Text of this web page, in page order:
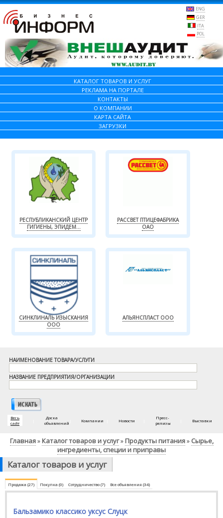
ENG
GER
ITA
POL
КАТАЛОГ ТОВАРОВ И УСЛУГ
РЕКЛАМА НА ПОРТАЛЕ
КОНТАКТЫ
О КОМПАНИИ
КАРТА САЙТА
ЗАГРУЗКИ
РЕСПУБЛИКАНСКИЙ ЦЕНТР
ГИГИЕНЫ, ЭПИДЕМ...
РАССВЕТ ПТИЦЕФАБРИКА
ОАО
СИНКЛИНАЛЬ ИЗЫСКАНИЯ
ООО
АЛЬЯНСПЛАСТ ООО
НАИМЕНОВАНИЕ ТОВАРА/УСЛУГИ
НАЗВАНИЕ ПРЕДПРИЯТИЯ/ОРГАНИЗАЦИИ
Весь
сайт
Доска
объявлений
Компании Новости
Пресс-
релизы
Выставки
Главная» Каталог товаров и услуг» Продукты питания» Сырье,
ингредиенты, специи и приправы
Каталог товаров и услуг
Продажа (27) Покупка (0) Сотрудничество (7) Все объявления (34)
Бальзамико классико уксус Слуцк